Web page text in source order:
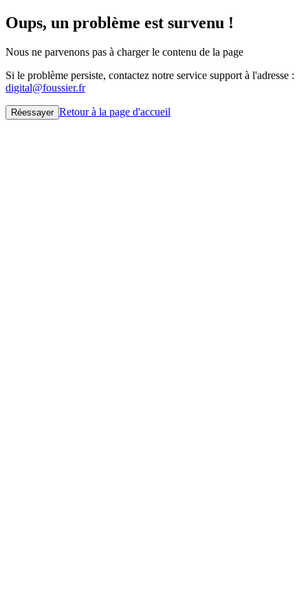
Oups, un problème est survenu !
Nous ne parvenons pas à charger le contenu de la page
Si le problème persiste, contactez notre service support à l'adresse :
digital@foussier.fr
Réessayer Retour à la page d'accueil